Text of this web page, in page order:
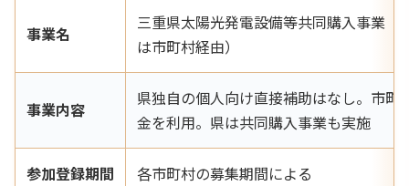
事業名
三重県太陽光発電設備等共同購入事業（
は市町村経由）
事業内容
県独自の個人向け直接補助はなし。市町
金を利用。県は共同購入事業も実施
参加登録期間 各市町村の募集期間による